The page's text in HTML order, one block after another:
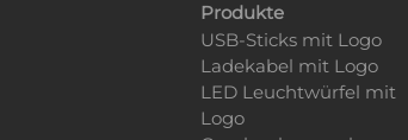
Produkte
USB-Sticks mit Logo
Ladekabel mit Logo
LED Leuchtwürfel mit
Logo